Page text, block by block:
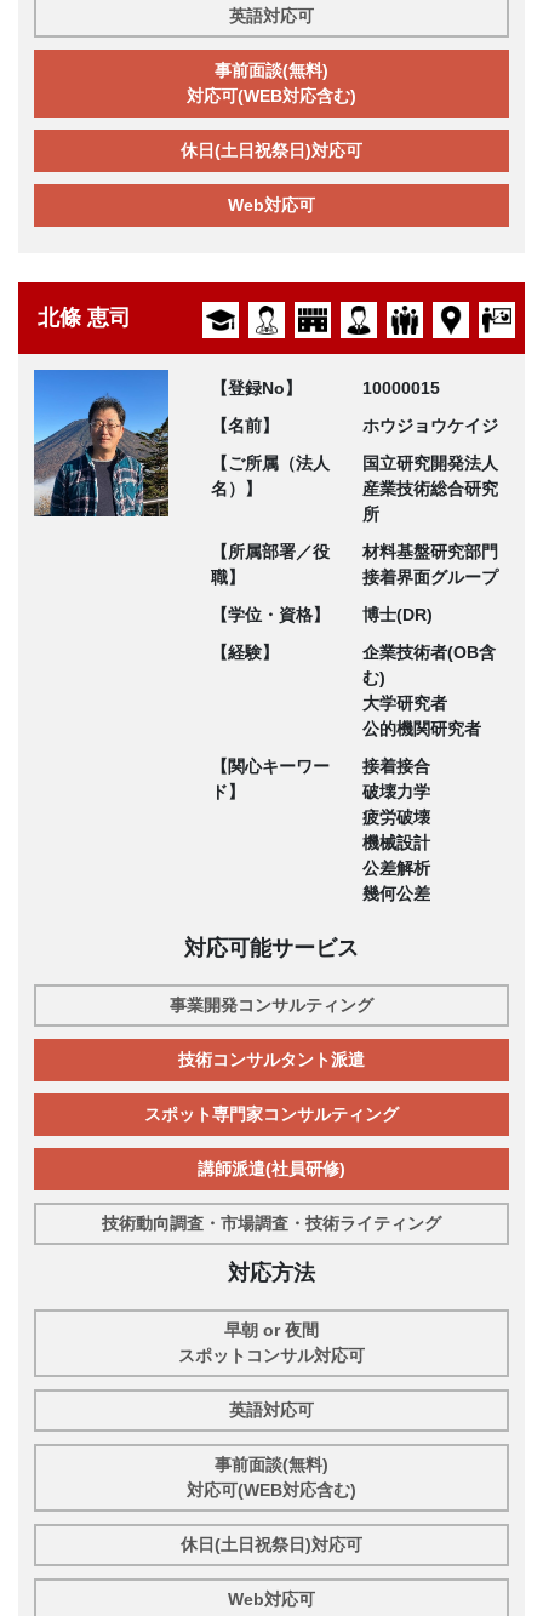
英語対応可
事前面談(無料)
対応可(WEB対応含む)
休日(土日祝祭日)対応可
Web対応可
北條 恵司
【登録No】
10000015
【名前】
ホウジョウケイジ
【ご所属（法人
名）】
国立研究開発法人
産業技術総合研究
所
【所属部署／役
職】
材料基盤研究部門
接着界面グループ
【学位・資格】
博士(DR)
【経験】
企業技術者(OB含
む)
大学研究者
公的機関研究者
【関心キーワー
ド】
接着接合
破壊力学
疲労破壊
機械設計
公差解析
幾何公差
対応可能サービス
事業開発コンサルティング
技術コンサルタント派遣
スポット専門家コンサルティング
講師派遣(社員研修)
技術動向調査・市場調査・技術ライティング
対応方法
早朝 or 夜間
スポットコンサル対応可
英語対応可
事前面談(無料)
対応可(WEB対応含む)
休日(土日祝祭日)対応可
Web対応可